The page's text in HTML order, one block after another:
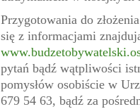
Przygotowania do
się z informacjami
pytań bądź wątpliwości
pomysłów osobiście w
679 54 63, bądź za